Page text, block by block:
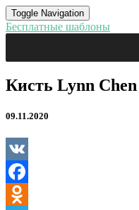
Toggle Navigation
Бесплатные шаблоны
Кисть
Lynn
для
Кисть Lynn
09.11.2020
VK
Facebook